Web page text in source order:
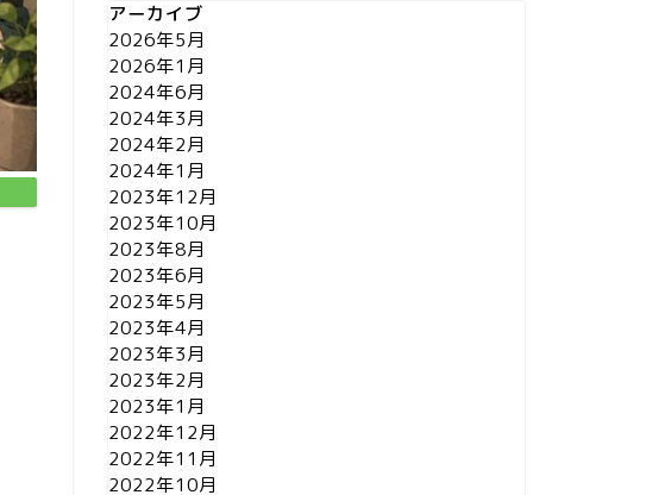
アーカイブ
2026年5月
2026年1月
2024年6月
2024年3月
2024年2月
2024年1月
2023年12月
2023年10月
2023年8月
2023年6月
2023年5月
2023年4月
2023年3月
2023年2月
2023年1月
2022年12月
2022年11月
2022年10月